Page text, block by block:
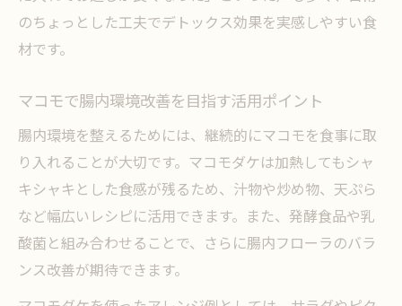
のちょっとした工夫でデトックス効果を実感しやすい食
材です。
マコモで腸内環境改善を目指す活用ポイント
腸内環境を整えるためには、継続的にマコモを食事に取
り入れることが大切です。マコモダケは加熱してもシャ
キシャキとした食感が残るため、汁物や炒め物、天ぷら
など幅広いレシピに活用できます。また、発酵食品や乳
酸菌と組み合わせることで、さらに腸内フローラのバラ
ンス改善が期待できます。